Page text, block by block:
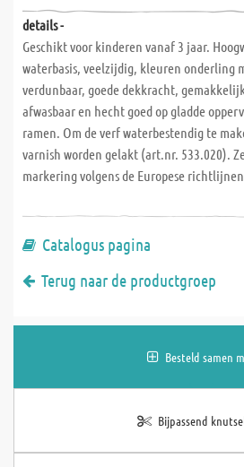
details -
Geschikt voor kinderen vanaf 3 jaar.
waterbasis, veelzijdig, kleuren onderling
verdunbaar, goede dekkracht,
afwasbaar en hecht goed op gladde
ramen. Om de verf waterbestendig te
varnish worden gelakt (art.nr. 533.020).
markering volgens de Europese
Catalogus pagina
Terug naar de productgroep
Besteld samen
Bijpassend